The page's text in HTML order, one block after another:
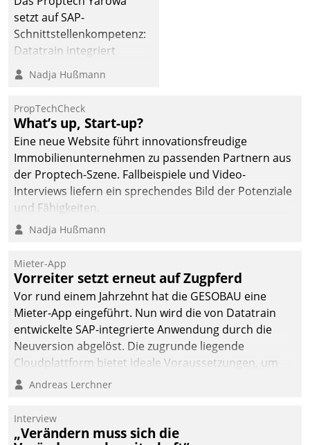
setzt auf SAP-
Schnittstellenkompetenz:
Datatrain integriert
Yarowas Portal zur
Vergabe und Verwaltung
operativen
Instandhaltung in die
SAP-Systemlandschaft
deutscher
Wohnungsunternehmen
– und beschleunigt damit
Mieteranliegen zum
Nadja Hußmann
PropTechCheck
What’s up, Start-up?
Eine neue Website führt innovationsfreudige
Immobilienunternehmen zu passenden Partnern aus
der Proptech-Szene. Fallbeispiele und Video-
Interviews liefern ein sprechendes Bild der Potenziale
und Fähigkeiten.
Nadja Hußmann
Mieter-App
Vorreiter setzt erneut auf Zugpferd
Vor rund einem Jahrzehnt hat die GESOBAU eine
Mieter-App eingeführt. Nun wird die von Datatrain
entwickelte SAP-integrierte Anwendung durch die
Neuversion abgelöst. Die zugrunde liegende
Cloudplattform bietet ideale Voraussetzungen, um
die Funktionalität der App zu erweitern und weitere
integrieren.
Andreas Lerchner
Interview
„Verändern muss sich die